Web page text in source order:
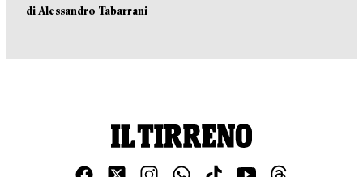
di Alessandro Tabarrani